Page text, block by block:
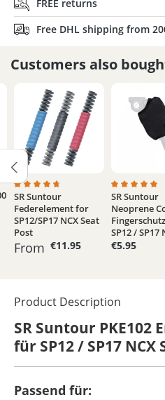
FREE returns
Free DHL shipping from
Customers also
Average rating of 4.7 out of 5
SR Suntour
Federelement for
SP12/SP17 NCX Seat
Post
From €11.95
Average
SR Suntour
Neoprene
SP12 / SP17
€5.95
Product Description
SR Suntour PKE102
für SP12 / SP17
Passend für: